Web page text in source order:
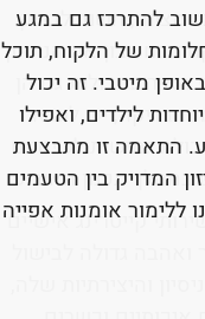
להתרכז גם במגע
של הלקוח, תוכל
מיטבי. זה יכול
לילדים, ואפילו
התאמה זו מתבצעת
המדויק בין הטעמים
ללימור אומנות אפייה
– גיוון זה חשוב
נוער ומבוגרים.
– הטריות והאיכות
על הבריאות.